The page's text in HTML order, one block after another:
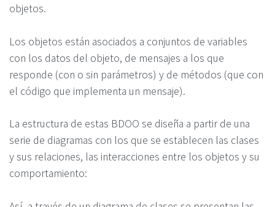
objetos.
Los objetos están asociados a conjuntos de variables
con los datos del objeto, de mensajes a los que
responde (con o sin parámetros) y de métodos (que con
el código que implementa un mensaje).
La estructura de estas BDOO se diseña a partir de una
serie de diagramas con los que se establecen las clases
y sus relaciones, las interacciones entre los objetos y su
comportamiento: